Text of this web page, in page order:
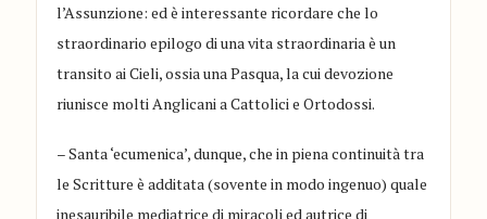
l’Assunzione: ed è interessante ricordare che lo
straordinario epilogo di una vita straordinaria è un
transito ai Cieli, ossia una Pasqua, la cui devozione
riunisce molti Anglicani a Cattolici e Ortodossi.
– Santa ‘ecumenica’, dunque, che in piena continuità tra
le Scritture è additata (sovente in modo ingenuo) quale
inesauribile mediatrice di miracoli ed autrice di